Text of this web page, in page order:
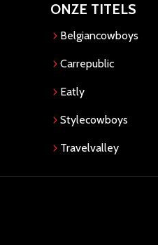
ONZE TITELS
Belgiancowboys
Carrepublic
Eatly
Stylecowboys
Travelvalley